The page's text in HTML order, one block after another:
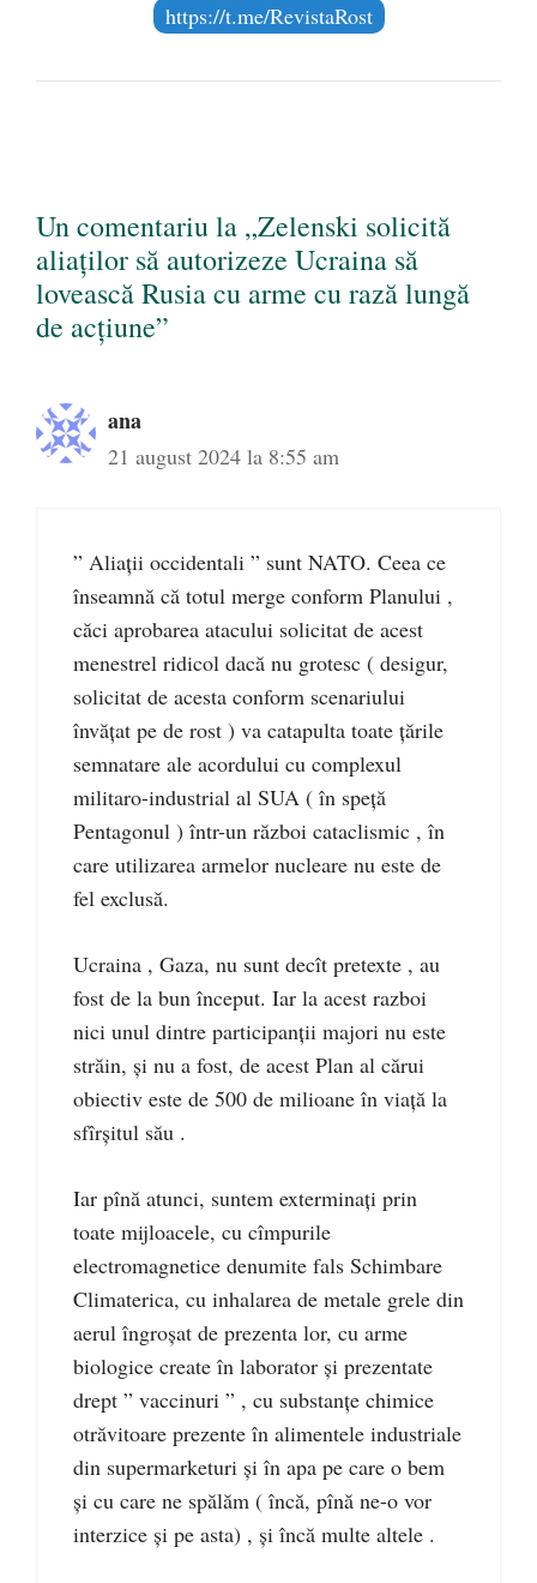
https://t.me/RevistaRost
Un comentariu la „Zelenski solicită
aliaților să autorizeze Ucraina să
lovească Rusia cu arme cu rază lungă
de acțiune”
ana
21 august 2024 la 8:55 am
” Aliații occidentali ” sunt NATO. Ceea ce
înseamnă că totul merge conform Planului ,
căci aprobarea atacului solicitat de acest
menestrel ridicol dacă nu grotesc ( desigur,
solicitat de acesta conform scenariului
învățat pe de rost ) va catapulta toate țările
semnatare ale acordului cu complexul
militaro-industrial al SUA ( în speță
Pentagonul ) într-un război cataclismic , în
care utilizarea armelor nucleare nu este de
fel exclusă.
Ucraina , Gaza, nu sunt decît pretexte , au
fost de la bun început. Iar la acest razboi
nici unul dintre participanții majori nu este
străin, și nu a fost, de acest Plan al cărui
obiectiv este de 500 de milioane în viață la
sfîrșitul său .
Iar pînă atunci, suntem exterminați prin
toate mijloacele, cu cîmpurile
electromagnetice denumite fals Schimbare
Climaterica, cu inhalarea de metale grele din
aerul îngroșat de prezenta lor, cu arme
biologice create în laborator și prezentate
drept ” vaccinuri ” , cu substanțe chimice
otrăvitoare prezente în alimentele industriale
din supermarketuri și în apa pe care o bem
și cu care ne spălăm ( încă, pînă ne-o vor
interzice și pe asta) , și încă multe altele .